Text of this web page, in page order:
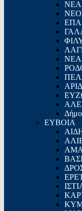
ΝΕΑ
ΝΕΑ
ΕΥΒΟΙΑ